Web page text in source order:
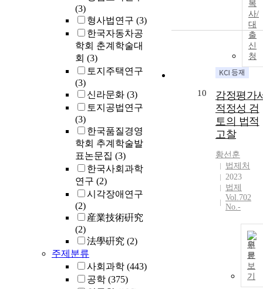
(3)
형사법연구 (3)
한국자동차공
학회 춘계학술대
회 (3)
토지주택연구
(3)
신라문화 (3)
토지공법연구
(3)
한국품질경영
학회 추계학술발
표논문집 (3)
한국사회과학
연구 (2)
시각장애연구
(2)
産業技術硏究
(2)
法學硏究 (2)
주제분류
사회과학 (443)
공학 (375)
accounting
control system
gave a cause of
improvement
the reliability
the financial
statements.
the limitations
of this
First, this
is limited to
2006, and if
more
information is
gathered
afterwards,
results can be
Second, this
study
the unlisted
companies for
복
사/
대
출
신
청
10
감정평가
적정성 검
토의 법적
고찰
황선훈
법제처
2023
법제
Vol.702
No.-
원
문
보
기